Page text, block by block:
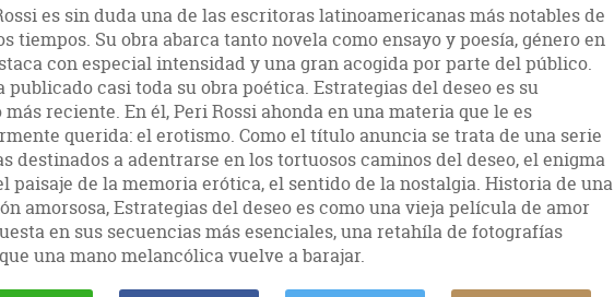
es sin duda una de las escritoras latinoamericanas más notables de
tiempos. Su obra abarca tanto novela como ensayo y poesía, género en
con especial intensidad y una gran acogida por parte del público.
publicado casi toda su obra poética. Estrategias del deseo es su
reciente. En él, Peri Rossi ahonda en una materia que le es
querida: el erotismo. Como el título anuncia se trata de una serie
destinados a adentrarse en los tortuosos caminos del deseo, el enigma
paisaje de la memoria erótica, el sentido de la nostalgia. Historia de una
amorsosa, Estrategias del deseo es como una vieja película de amor
en sus secuencias más esenciales, una retahíla de fotografías
una mano melancólica vuelve a barajar.